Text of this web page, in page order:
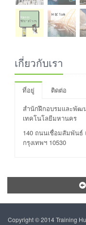
เกี่ยวกับเรา
ที่อยู่
ติดต่อ
สำนักฝึกอบรมและพัฒ
เทคโนโลยีมหานคร
140 ถนนเชื่อมสัมพันธ์
กรุงเทพฯ 10530
Copyright © 2014 Training